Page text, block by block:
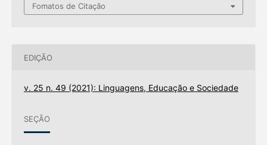
Fomatos de Citação
EDIÇÃO
v. 25 n. 49 (2021): Linguagens, Educação e Sociedade
SEÇÃO